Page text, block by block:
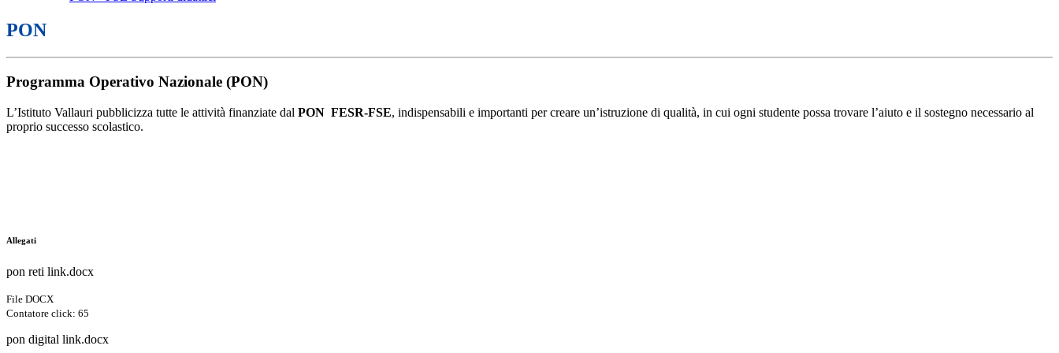
PON
Programma Operativo Nazionale (PON)
L’Istituto Vallauri pubblicizza tutte le attività finanziate dal PON FESR-FSE, indispensabili e importanti per creare un’istruzione di qualità, in cui ogni studente possa trovare l’aiuto e il sostegno necessario al
proprio successo scolastico.
Allegati
pon reti link.docx
File DOCX
Contatore click: 65
pon digital link.docx